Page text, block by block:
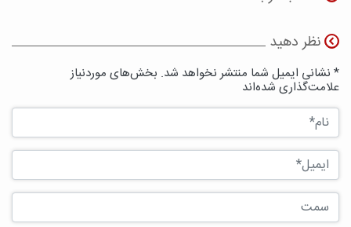
نظر دهید
* نشانی ایمیل شما منتشر نخواهد شد. بخش‌های موردنیاز
علامت‌گذاری شده‌اند